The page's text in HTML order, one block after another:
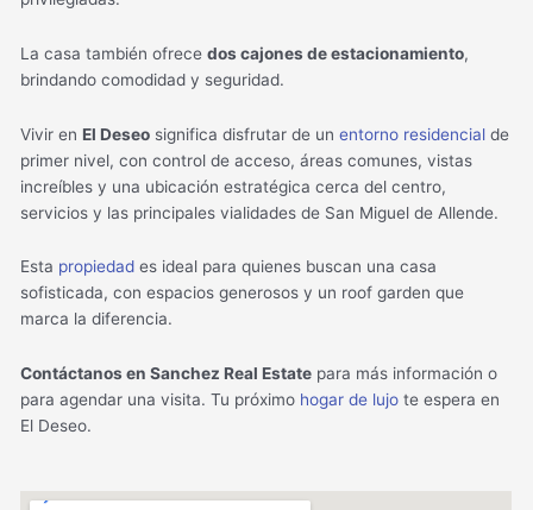
La casa también ofrecedos cajones de estacionamiento,
brindando comodidad y seguridad.
Vivir enEl Deseo significa disfrutar de unentorno residencial de
primer nivel, con control de acceso, áreas comunes, vistas
increíbles y una ubicación estratégica cerca del centro,
servicios y las principales vialidades de San Miguel de Allende.
Esta propiedad es ideal para quienes buscan una casa
sofisticada, con espacios generosos y un roof garden que
marca la diferencia.
Contáctanos en Sanchez Real Estate para más información o
para agendar una visita. Tu próximo hogar de lujo te espera en
El Deseo.